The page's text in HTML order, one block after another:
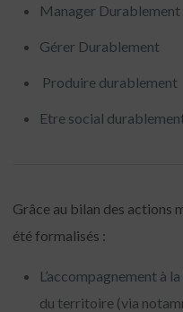
Manager Durablement
Gérer Durablement
Produire durablement
Etre social
Grâce au bilan des actions
été formalisés :
L’accompagnement à
du territoire (via